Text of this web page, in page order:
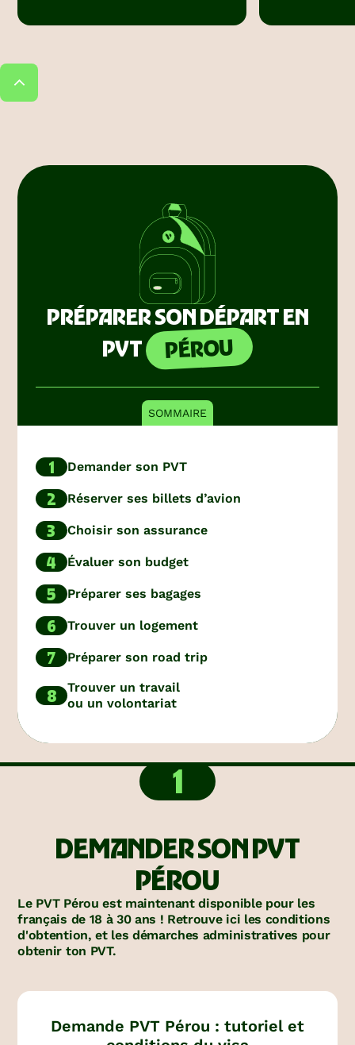
PRÉPARER SON DÉPART EN
PVT
PÉROU
SOMMAIRE
1 Demander son PVT
2 Réserver ses billets d’avion
3 Choisir son assurance
4 Évaluer son budget
5 Préparer ses bagages
6 Trouver un logement
7 Préparer son road trip
8
Trouver un travail
ou un volontariat
1
DEMANDER SON PVT
PÉROU
Le PVT Pérou est maintenant disponible pour les
français de 18 à 30 ans ! Retrouve ici les conditions
d'obtention, et les démarches administratives pour
obtenir ton PVT.
Demande PVT Pérou : tutoriel et